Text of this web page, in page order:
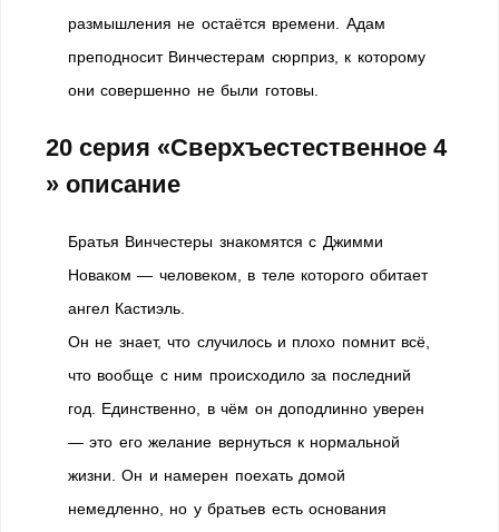
размышления не остаётся времени. Адам
преподносит Винчестерам сюрприз, к которому
они совершенно не были готовы.
20 серия «Сверхъестественное 4
» описание
Братья Винчестеры знакомятся с Джимми
Новаком — человеком, в теле которого обитает
ангел Кастиэль.
Он не знает, что случилось и плохо помнит всё,
что вообще с ним происходило за последний
год. Единственно, в чём он доподлинно уверен
— это его желание вернуться к нормальной
жизни. Он и намерен поехать домой
немедленно, но у братьев есть основания